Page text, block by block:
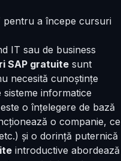
pentru a începe cursuri
IT sau de business
SAP gratuite sunt
necesită cunoștințe
informatice
o înțelegere de bază
o companie, ce
și o dorință puternică
introductive abordează